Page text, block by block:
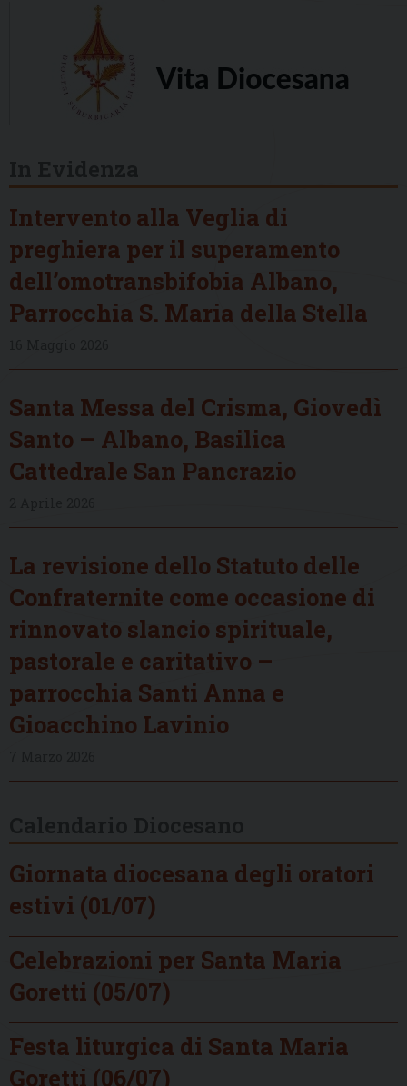
Intervento alla Veglia di
preghiera per il superamento
dell’omotransbifobia Albano,
Parrocchia S. Maria della Stella
Santa Messa del Crisma, Giovedì
Santo – Albano, Basilica
Cattedrale San Pancrazio
La revisione dello Statuto delle
Confraternite come occasione di
rinnovato slancio spirituale,
pastorale e caritativo –
parrocchia Santi Anna e
Gioacchino Lavinio
Giornata diocesana degli oratori
estivi (01/07)
Celebrazioni per Santa Maria
Goretti (05/07)
Festa liturgica di Santa Maria
Goretti (06/07)